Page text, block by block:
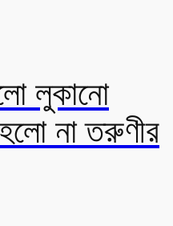
লুকানো
হলো না তরুণীর